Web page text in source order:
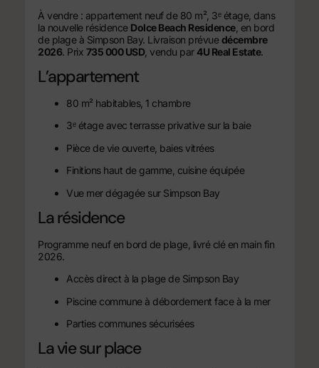
À vendre : appartement neuf de 80 m², 3ᵉ étage, dans
la nouvelle résidence Dolce Beach Residence, en bord
de plage à Simpson Bay. Livraison prévuedécembre
2026. Prix 735 000 USD, vendu par 4U Real Estate.
L’appartement
80 m² habitables, 1 chambre
3ᵉ étage avec terrasse privative sur la baie
Pièce de vie ouverte, baies vitrées
Finitions haut de gamme, cuisine équipée
Vue mer dégagée sur Simpson Bay
La résidence
Programme neuf en bord de plage, livré clé en main fin
2026.
Accès direct à la plage de Simpson Bay
Piscine commune à débordement face à la mer
Parties communes sécurisées
La vie sur place